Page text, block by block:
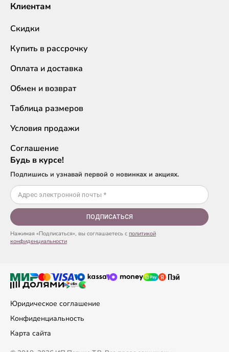
Клиентам
Скидки
Купить в рассрочку
Оплата и доставка
Обмен и возврат
Таблица размеров
Условия продажи
Соглашение
Будь в курсе!
Подпишись и узнавай первой о новинках и акциях.
ПОДПИСАТЬСЯ
Нажимая «Подписаться», вы соглашаетесь с политикой
конфиденциальности
Юридическое соглашение
Конфиденциальность
Карта сайта